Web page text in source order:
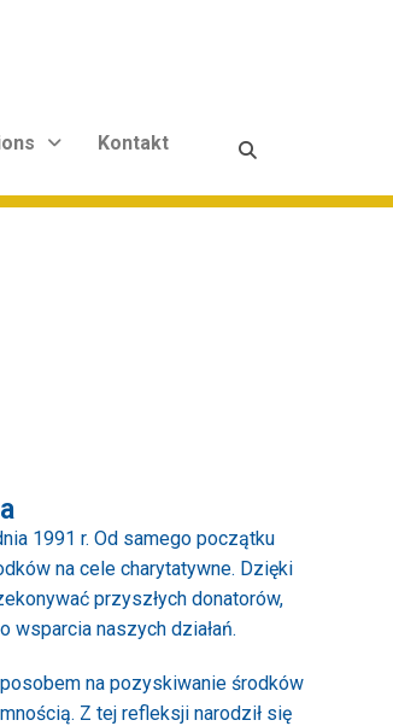
Kontakt
1991 r. Od samego początku
na cele charytatywne. Dzięki
przyszłych donatorów,
wsparcia naszych działań.
na pozyskiwanie środków
Z tej refleksji narodził się